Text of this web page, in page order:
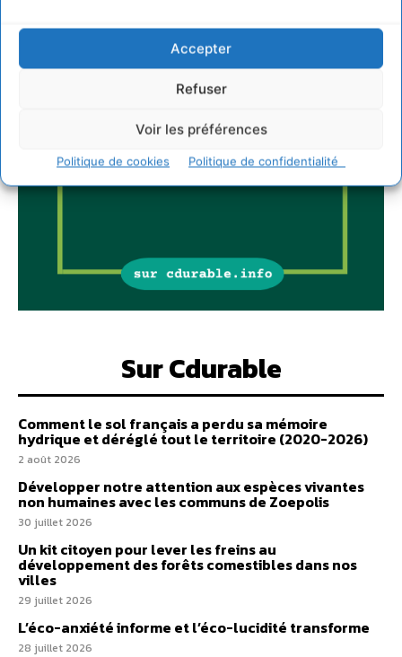
Accepter
Refuser
Voir les préférences
Politique de cookies Politique de confidentialité
Sur Cdurable
Comment le sol français a perdu sa mémoire
hydrique et déréglé tout le territoire (2020-2026)
2 août 2026
Développer notre attention aux espèces vivantes
non humaines avec les communs de Zoepolis
30 juillet 2026
Un kit citoyen pour lever les freins au
développement des forêts comestibles dans nos
villes
29 juillet 2026
L’éco-anxiété informe et l’éco-lucidité transforme
28 juillet 2026